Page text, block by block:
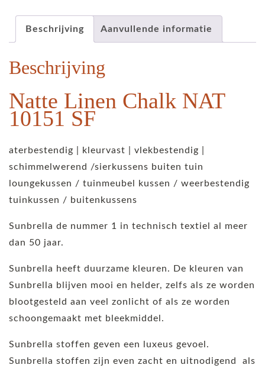
Beschrijving Aanvullende informatie
Beschrijving
Natte Linen Chalk NAT
10151 SF
aterbestendig | kleurvast | vlekbestendig |
schimmelwerend /sierkussens buiten tuin
loungekussen / tuinmeubel kussen / weerbestendig
tuinkussen / buitenkussens
Sunbrella de nummer 1 in technisch textiel al meer
dan 50 jaar.
Sunbrella heeft duurzame kleuren. De kleuren van
Sunbrella blijven mooi en helder, zelfs als ze worden
blootgesteld aan veel zonlicht of als ze worden
schoongemaakt met bleekmiddel.
Sunbrella stoffen geven een luxeus gevoel.
Sunbrella stoffen zijn even zacht en uitnodigend als